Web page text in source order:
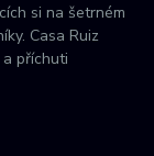
si na šetrném
Casa Ruiz
příchuti